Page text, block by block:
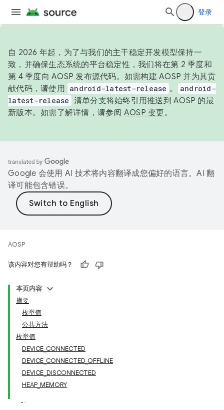
登录
自 2026 年起，为了与我们的主干稳定开发模型保持一
致，并确保生态系统的平台稳定性，我们将在第 2 季度和
第 4 季度向 AOSP 发布源代码。如需构建 AOSP 并为其贡
献代码，请使用 android-latest-release 。
android-
latest-release 清单分支将始终引用推送到 AOSP 的最
新版本。如需了解详情，请参阅 AOSP 变更。
Google 会使用 AI 技术将内容翻译成您偏好的语言。AI 翻
译可能包含错误。
AOSP
该内容对您有帮助吗？
本页内容
摘要
枚举值
公共方法
枚举值
DEVICE_CONNECTED
DEVICE_CONNECTED_OFFLINE
DEVICE_DISCONNECTED
HEAP_MEMORY